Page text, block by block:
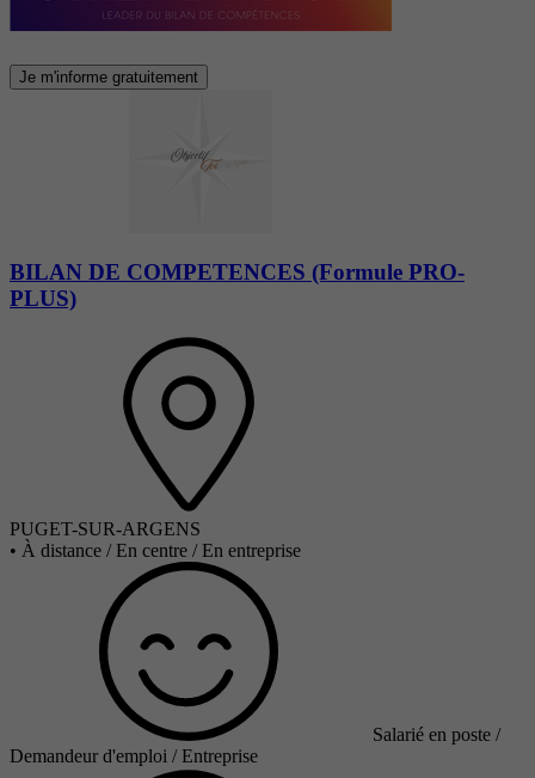
Je m'informe gratuitement
BILAN DE COMPETENCES (Formule PRO-
PLUS)
PUGET-SUR-ARGENS
• À distance / En centre / En entreprise
Salarié en poste /
Demandeur d'emploi / Entreprise